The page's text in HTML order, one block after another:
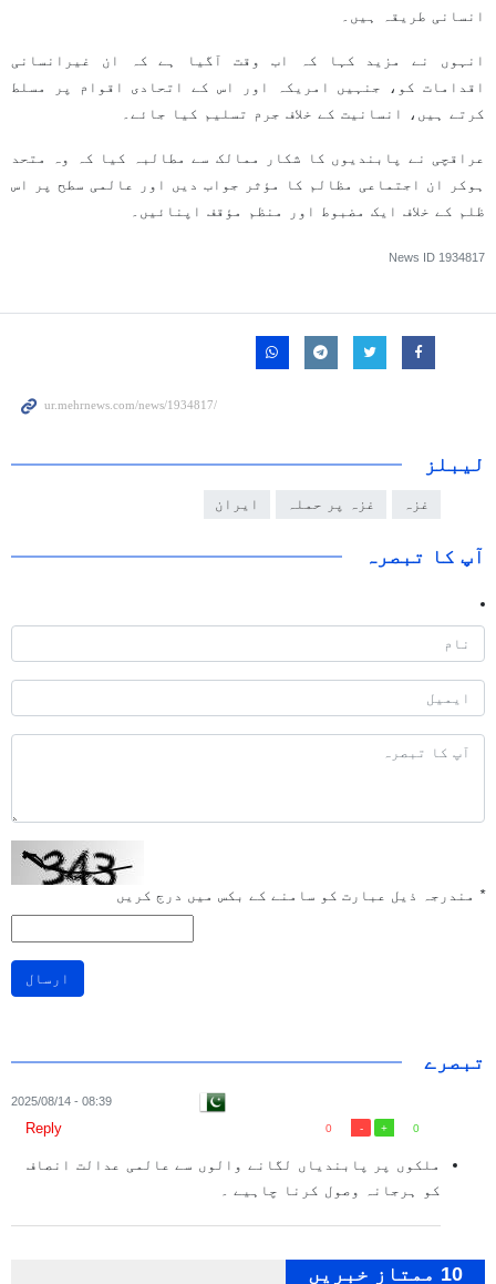
انسانی طریقہ ہیں۔
انہوں نے مزید کہا کہ اب وقت آگیا ہے کہ ان غیرانسانی
اقدامات کو، جنہیں امریکہ اور اس کے اتحادی اقوام پر مسلط
کرتے ہیں، انسانیت کے خلاف جرم تسلیم کیا جائے۔
عراقچی نے پابندیوں کا شکار ممالک سے مطالبہ کیا کہ وہ متحد
ہوکر ان اجتماعی مظالم کا مؤثر جواب دیں اور عالمی سطح پر اس
ظلم کے خلاف ایک مضبوط اور منظم مؤقف اپنائیں۔
News ID 1934817
لیبلز
غزہ غزہ پر حملہ ایران
آپ کا تبصرہ
* مندرجہ ذیل عبارت کو سامنے کے بکس میں درج کریں
ارسال
تبصرے
08:39 - 2025/08/14
0
0
Reply
ملکوں پر پابندیاں لگانے والوں سے عالمی عدالت انصاف
کو ہرجانہ وصول کرنا چاہیے ۔
10 ممتاز خبریں